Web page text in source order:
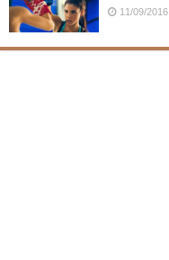
11/09/2016